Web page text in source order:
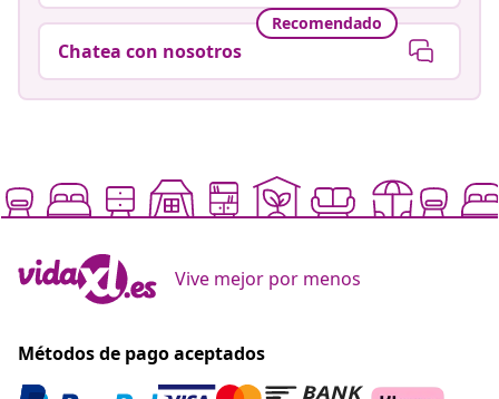
Recomendado
Chatea con nosotros
Vive mejor por menos
Métodos de pago aceptados